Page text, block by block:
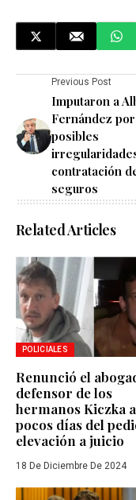
Previous Post
Imputaron a
Fernández por
posibles
contratación
seguros
Related Articles
POLICIALES
Renunció el
defensor de los
hermanos Kiczka a
pocos días del
elevación a juicio
18 De Diciembre De 2024